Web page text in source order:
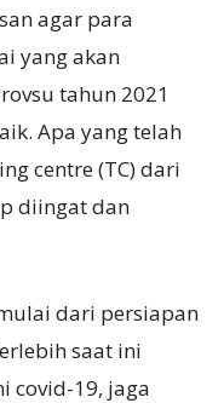
agar para
yang akan
tahun 2021
Apa yang telah
centre (TC) dari
diingat dan
dari persiapan
saat ini
covid-19, jaga